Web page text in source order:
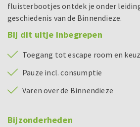
fluisterbootjes ontdek je onder
geschiedenis van de Binnendieze.
Bij dit uitje inbegrepen
Toegang tot escape room en
Pauze incl. consumptie
Varen over de Binnendieze
Bijzonderheden